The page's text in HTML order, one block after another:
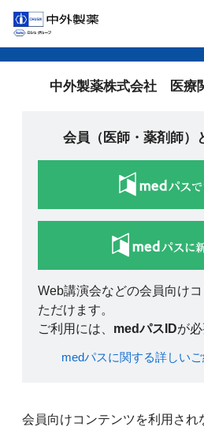
中外製薬株式会社 医療
会員（医師・薬剤師）
Web講演会などの会員向け
ただけます。
ご利用には、 medパスIDが必
medパスに関する詳しい
会員向けコンテンツを利用され